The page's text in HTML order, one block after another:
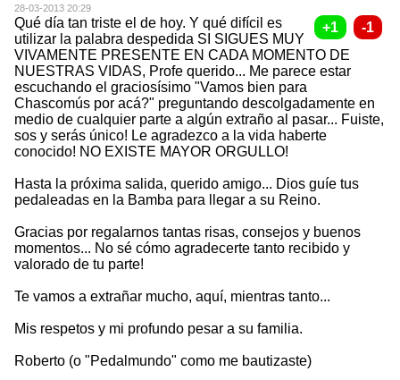
28-03-2013 20:29
Qué día tan triste el de hoy. Y qué difícil es
utilizar la palabra despedida SI SIGUES MUY
VIVAMENTE PRESENTE EN CADA MOMENTO DE
NUESTRAS VIDAS, Profe querido... Me parece estar
escuchando el graciosísimo "Vamos bien para
Chascomús por acá?" preguntando descolgadamente en
medio de cualquier parte a algún extraño al pasar... Fuiste,
sos y serás único! Le agradezco a la vida haberte
conocido! NO EXISTE MAYOR ORGULLO!
Hasta la próxima salida, querido amigo... Dios guíe tus
pedaleadas en la Bamba para llegar a su Reino.
Gracias por regalarnos tantas risas, consejos y buenos
momentos... No sé cómo agradecerte tanto recibido y
valorado de tu parte!
Te vamos a extrañar mucho, aquí, mientras tanto...
Mis respetos y mi profundo pesar a su familia.
Roberto (o "Pedalmundo" como me bautizaste)